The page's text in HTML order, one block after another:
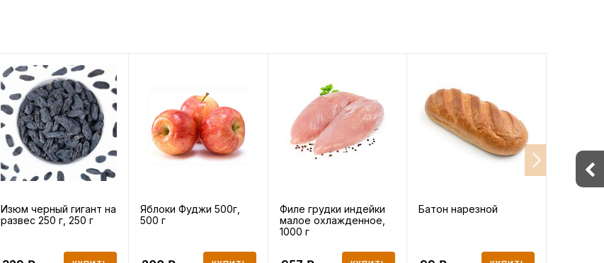
Изюм черный гигант на
развес 250 г, 250 г
Яблоки Фуджи 500г,
500 г
Филе грудки индейки
малое охлажденное,
1000 г
Батон нарезной